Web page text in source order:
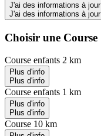
J'ai des informations à jour
J'ai des informations à jour
Choisir une Course
Course enfants 2 km
Plus d'info
Plus d'info
Course enfants 1 km
Plus d'info
Plus d'info
Course 10 km